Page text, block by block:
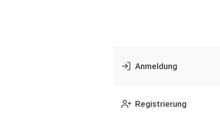
Anmeldung
Registrierung